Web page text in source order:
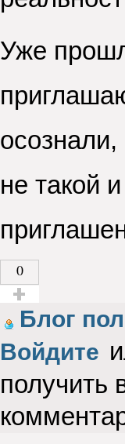
Уже
не такой
0
Голос за!
Блог
Войдите
получить